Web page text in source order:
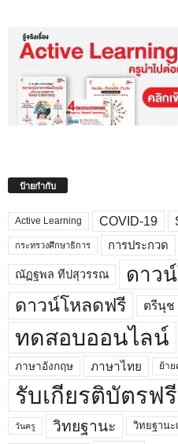
ป้ายกำกับ
Active Learning COVID-19
กระทรวงศึกษาธิการ การประกวด
ณัฏฐพล ทีปสุวรรณ ดาว
ดาวน์โหลดฟรี ตรีนุช
ทดสอบออนไลน์
ภาษาอังกฤษ ภาษาไทย ย้าย
รับเกียรติบัตรฟรี
วันครู วิทยฐานะ วิทยฐาน